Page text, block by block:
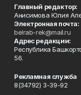
Главный редактор:
Анисимова Юлия
Электронная почта:
belrab-rek@mail.ru
Адрес редакции:
Республика
56.
Рекламная служба
8(34792) 3-39-92